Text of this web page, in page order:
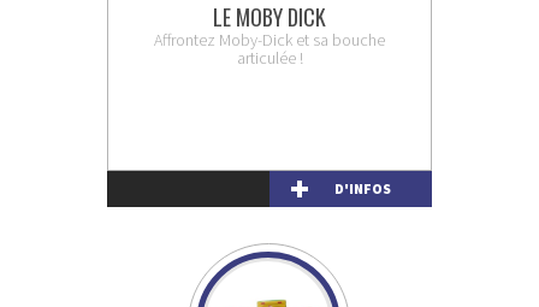
LE MOBY DICK
Affrontez Moby-Dick et sa bouche
articulée !
D'INFOS